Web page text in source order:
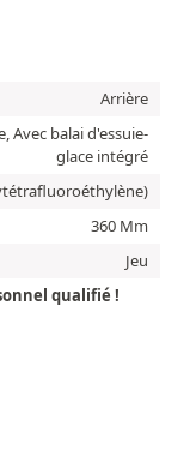
Arrière
Avec balai d'essuie-
glace intégré
360 Mm
Jeu
qualifié !